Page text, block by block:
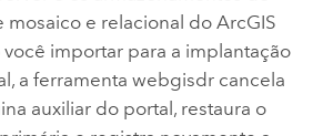
mosaico e relacional do ArcGIS
importar para a implantação
a ferramenta webgisdr cancela
auxiliar do portal, restaura o